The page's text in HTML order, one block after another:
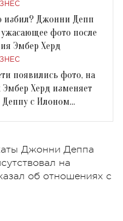
избил? Джонни Депп
ужасающее фото после
Эмбер Херд
появились фото, на
Эмбер Херд изменяет
с Илоном
Джонни Деппа
на
об отношениях с